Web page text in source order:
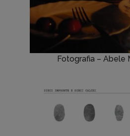
Fotografia – Abele